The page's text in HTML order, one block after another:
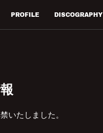
PROFILE DISCOGRAPHY
いたしました。